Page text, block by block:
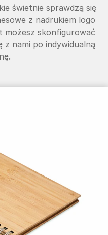
świetnie sprawdzą się
z nadrukiem logo
możesz skonfigurować
nami po indywidualną